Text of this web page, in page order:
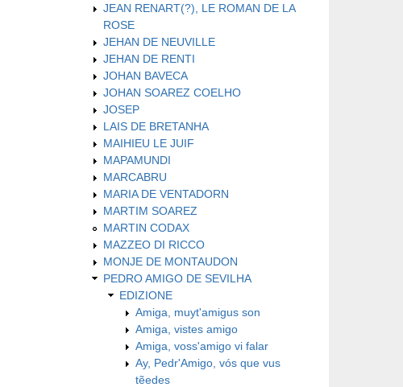
JEAN RENART(?), LE ROMAN DE LA
ROSE
JEHAN DE NEUVILLE
JEHAN DE RENTI
JOHAN BAVECA
JOHAN SOAREZ COELHO
JOSEP
LAIS DE BRETANHA
MAIHIEU LE JUIF
MAPAMUNDI
MARCABRU
MARIA DE VENTADORN
MARTIM SOAREZ
MARTIN CODAX
MAZZEO DI RICCO
MONJE DE MONTAUDON
PEDRO AMIGO DE SEVILHA
EDIZIONE
Amiga, muyt'amigus son
Amiga, vistes amigo
Amiga, voss'amigo vi falar
Ay, Pedr'Amigo, vós que vus
tẽedes